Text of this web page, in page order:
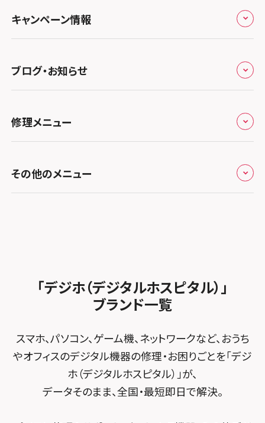
スマホスピタル テルル三芳
スマホスピタル 熊谷
スマホスピタル ゲオデジタルベース川口元郷
スマホスピタル埼玉大宮
スマホスピタル テルル蒲生
スマホスピタル テルル新越谷
スマホスピタル テルル草加花栗
スマホスピタル テルル東川口
スマホスピタル テルル松戸五香
スマホスピタル テルル宮野木
スマホスピタル千葉
スマホスピタル 長野
スマホスピタル 浜松
スマホスピタル静岡パルコ
スマホスピタル 藤枝
スマホスピタル名古屋駅前
スマホスピタル名古屋金山
スマホスピタル 大府
スマホスピタル 西枇杷島
スマホスピタル平和が丘
スマホスピタル春日井勝川
スマホスピタル 大阪梅田
スマホスピタル by デジホ 梅田地下（うめちか）
スマホスピタル京橋
スマホスピタル難波
スマホスピタルイオンタウン茨木太田
スマホスピタル住道オペラパーク
スマホスピタル東大阪ロンモール布施
スマホスピタル堺
スマホスピタル 堺出張所
スマホスピタル京都河原町
中国・四国
スマホスピタル岡山駅前
スマホスピタル西条
スマホスピタル by デジホ マークイズ福岡もも
ち
スマホスピタル福岡天神
スマホスピタル熊本下通
スマホスピタル GODOモバイル大分府内町
プライバシーポリシー
郵送修理依頼
キャンペーン情報
キャンペーン一覧
ブログ・お知らせ
お知らせ
修理メニュー
iPhone修理メニュー
MacBook修理メニュー
その他のメニュー
FCNTスマートフォン修理
「デジホ（デジタルホスピタル）」
ブランド一覧
スマホ、パソコン、ゲーム機、ネットワークなど、おうち
やオフィスのデジタル機器の修理・お困りごとを「デジ
ホ（デジタルホスピタル）」が、
データそのまま、全国・最短即日で解決。